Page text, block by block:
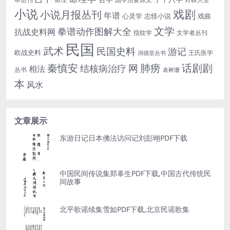
小说小说月报丛刊 年谱 心灵学 志怪小说 戏剧 戏曲
抗战史料网 拳谱动作图解大全 指纹学 文学 文学者丛刊
欧战史料 武术 民国 民国史料 润德堂丛书 游记 王氏医学
丛书 相法 秦慎安 结核病治疗 网 肺痨 袁树珊 话剧剧
本 风水
文章展示
东游日记日本佛法访问记刘彭翊PDF下载
中国民间传说集郑辜生PDF下载,中国古代传统民
间故事
北平歌谣续集雪如PDF下载,北京民谣歌集